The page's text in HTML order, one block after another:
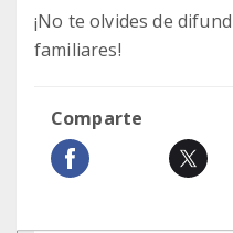
¡No te olvides de
familiares!
Comparte